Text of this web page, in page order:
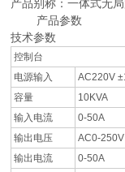
产品别称：一体式无
产品参数
技术参数
控制台
电源输入
AC220V
容量
10KVA
输入电流
0-50A
输出电压
AC0-250V
输出电流
0-50A